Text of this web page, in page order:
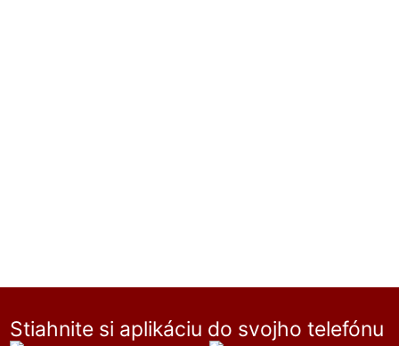
Stiahnite si aplikáciu do svojho telefónu